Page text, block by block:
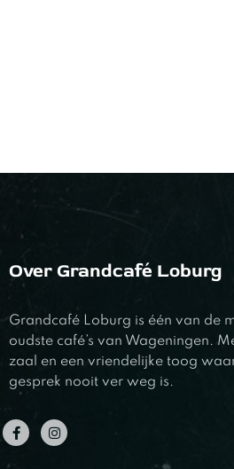
Over Grandcafé Loburg
Grandcafé Loburg is één van de
oudste café’s van Wageningen.
zaal en een vriendelijke toog
gesprek nooit ver weg is.